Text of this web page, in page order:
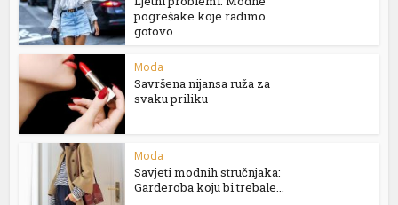
pogrešake koje radimo
gotovo...
Moda
Savršena nijansa ruža za
svaku priliku
Moda
Savjeti modnih stručnjaka:
Garderoba koju bi trebale...